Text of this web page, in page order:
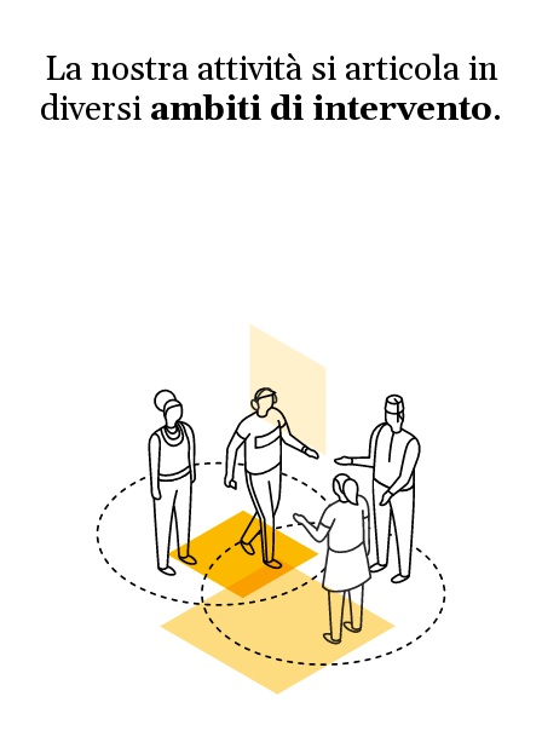
La nostra attività si articola in
diversi ambiti di intervento.